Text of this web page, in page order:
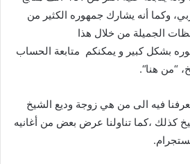
وكما أنه يشارك جمهوره الكثير من
الجميلة من خلال هذا
بشكل كبير و يمكنكم متابعة الحساب
“من هنا“.
فيه الى من هي زوجة وديع الشيخ
كذلك ،كما تناولنا عرض بعض من أغانيه